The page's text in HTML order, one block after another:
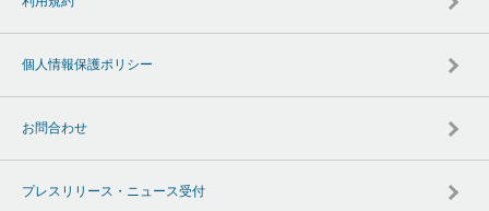
個人情報保護ポリシー
お問合わせ
プレスリリース・ニュース受付